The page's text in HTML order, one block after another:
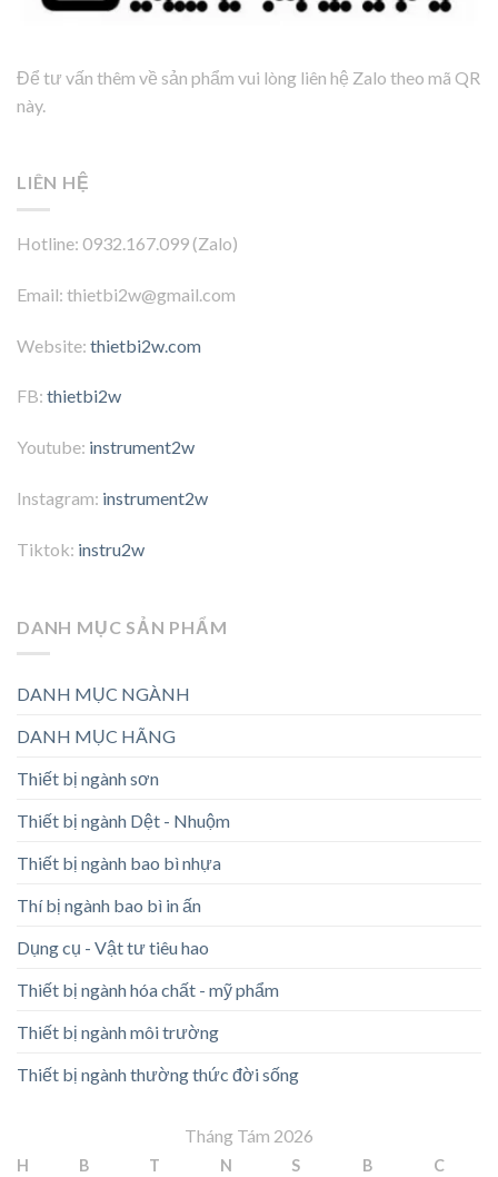
Để tư vấn thêm về sản phẩm vui lòng liên hệ Zalo theo mã QR
này.
LIÊN HỆ
Hotline: 0932.167.099 (Zalo)
Email: thietbi2w@gmail.com
Website: thietbi2w.com
FB: thietbi2w
Youtube: instrument2w
Instagram: instrument2w
Tiktok: instru2w
DANH MỤC SẢN PHẨM
DANH MỤC NGÀNH
DANH MỤC HÃNG
Thiết bị ngành sơn
Thiết bị ngành Dệt - Nhuộm
Thiết bị ngành bao bì nhựa
Thí bị ngành bao bì in ấn
Dụng cụ - Vật tư tiêu hao
Thiết bị ngành hóa chất - mỹ phẩm
Thiết bị ngành môi trường
Thiết bị ngành thường thức đời sống
Tháng Tám 2026
H B T N S B C